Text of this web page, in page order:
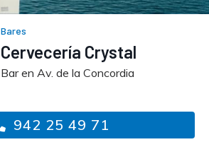
Bares
Cervecería Crystal
Bar en Av. de la Concordia
942 25 49 71